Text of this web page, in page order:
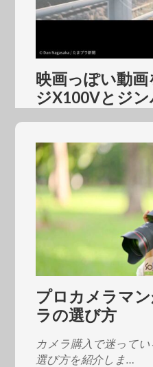
映画っぽい動
ジX100Vとジ
線路沿いの散歩動画
てみようと試作し…
プロカメラマ
ラの選び方
カメラ購入で迷って
選び方を紹介しま…